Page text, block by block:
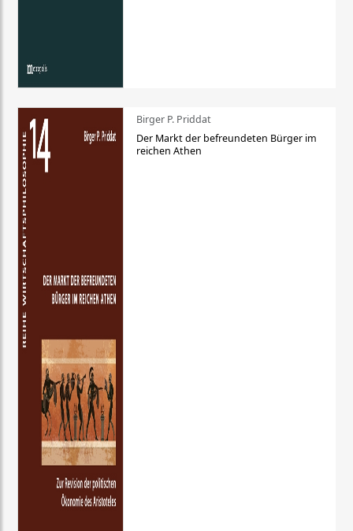
Birger P. Priddat
Der Markt der befreundeten Bürger im
reichen Athen